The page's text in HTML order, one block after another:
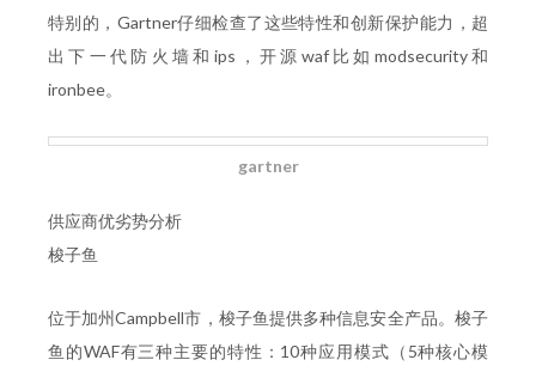
特别的，Gartner仔细检查了这些特性和创新保护能力，超
出下一代防火墙和ips，开源waf比如modsecurity和
ironbee。
gartner
供应商优劣势分析
梭子鱼
位于加州Campbell市，梭子鱼提供多种信息安全产品。梭子
鱼的WAF有三种主要的特性：10种应用模式（5种核心模